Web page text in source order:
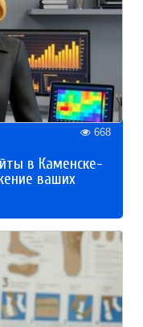
668
в Каменске-
ваших